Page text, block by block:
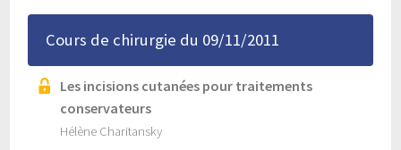
Cours de chirurgie du 09/11/2011
Les incisions cutanées pour traitements
conservateurs
Hélène Charitansky